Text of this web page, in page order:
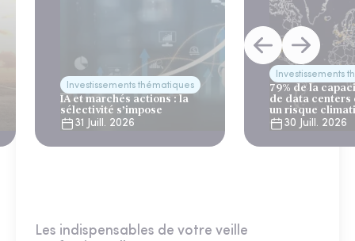
Investissements thématiques
IA et marchés actions : la
sélectivité s’impose
31 Juill. 2026
Investissements
79% de la
de data centers
un risque
30 Juill. 2026
Les indispensables de votre veille